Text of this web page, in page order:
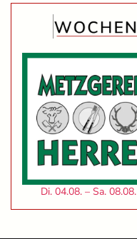
Di. 04.08. – Sa. 08.08.